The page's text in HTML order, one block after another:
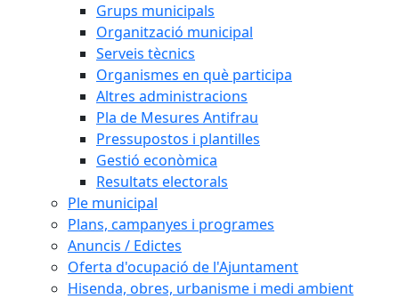
Grups municipals
Organització municipal
Serveis tècnics
Organismes en què participa
Altres administracions
Pla de Mesures Antifrau
Pressupostos i plantilles
Gestió econòmica
Resultats electorals
Ple municipal
Plans, campanyes i programes
Anuncis / Edictes
Oferta d'ocupació de l'Ajuntament
Hisenda, obres, urbanisme i medi ambient